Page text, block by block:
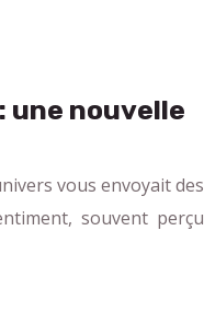
une nouvelle
vous envoyait des
souvent perçu